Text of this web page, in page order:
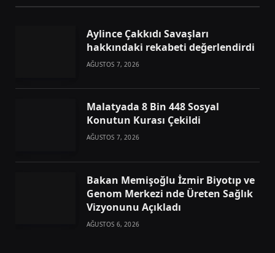
Aylince Çakkıdı Savaşları
hakkındaki rekabeti değerlendirdi
AĞUSTOS 7, 2026
Malatyada 8 Bin 448 Sosyal
Konutun Kurası Çekildi
AĞUSTOS 7, 2026
Bakan Memişoğlu İzmir Biyotıp ve
Genom Merkezi nde Üreten Sağlık
Vizyonunu Açıkladı
AĞUSTOS 6, 2026